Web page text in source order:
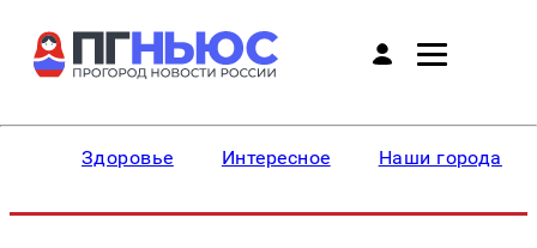
Здоровье Интересное Наши города